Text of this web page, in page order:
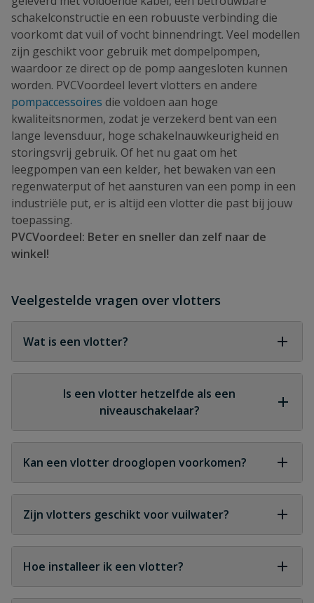
schakelconstructie en een robuuste verbinding die
voorkomt dat vuil of vocht binnendringt. Veel modellen
zijn geschikt voor gebruik met dompelpompen,
waardoor ze direct op de pomp aangesloten kunnen
worden. PVCVoordeel levert vlotters en andere
pompaccessoires die voldoen aan hoge
kwaliteitsnormen, zodat je verzekerd bent van een
lange levensduur, hoge schakelnauwkeurigheid en
storingsvrij gebruik. Of het nu gaat om het
leegpompen van een kelder, het bewaken van een
regenwaterput of het aansturen van een pomp in een
industriële put, er is altijd een vlotter die past bij jouw
toepassing.
PVCVoordeel: Beter en sneller dan zelf naar de
winkel!
Veelgestelde vragen over vlotters
Wat is een vlotter?
Een vlotter is een drijvend element dat reageert op
het waterniveau en een pomp of installatie
automatisch schakelt.
Is een vlotter hetzelfde als een
niveauschakelaar?
Een vlotter is een type niveauschakelaar, maar
werkt specifiek met een drijvend mechanisme.
Kan een vlotter drooglopen voorkomen?
Ja, de vlotter schakelt de pomp uit wanneer het
waterpeil te laag wordt.
Zijn vlotters geschikt voor vuilwater?
Veel modellen zijn bestand tegen vuilwater, slib en
zand.
Hoe installeer ik een vlotter?
Door deze vrij te laten bewegen in de put en